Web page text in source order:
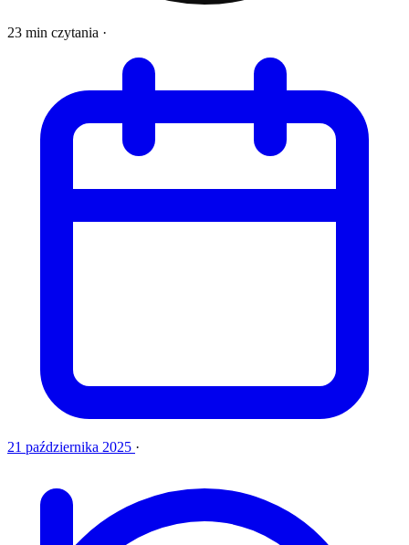
23 min czytania ·
21 października 2025 ·